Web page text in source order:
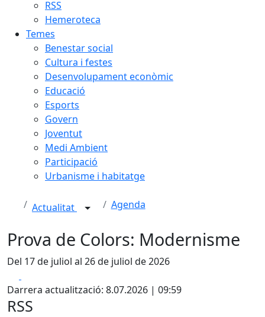
RSS
Hemeroteca
Temes
Benestar social
Cultura i festes
Desenvolupament econòmic
Educació
Esports
Govern
Joventut
Medi Ambient
Participació
Urbanisme i habitatge
Actualitat Agenda
Prova de Colors: Modernisme
Del 17 de juliol al 26 de juliol de 2026
Darrera actualització: 8.07.2026 | 09:59
RSS